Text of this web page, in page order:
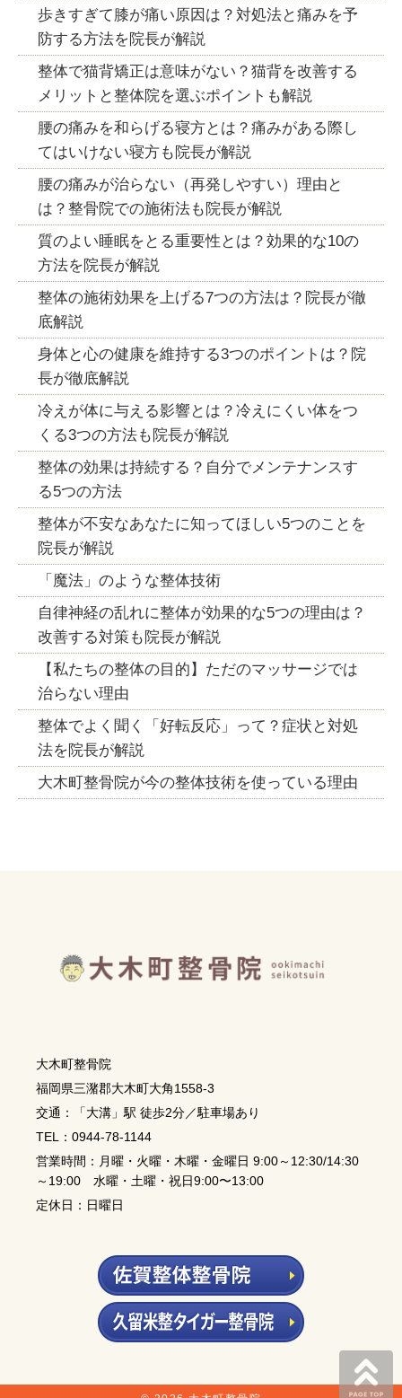
歩きすぎて膝が痛い原因は？対処法と痛みを予
防する方法を院長が解説
整体で猫背矯正は意味がない？猫背を改善する
メリットと整体院を選ぶポイントも解説
腰の痛みを和らげる寝方とは？痛みがある際し
てはいけない寝方も院長が解説
腰の痛みが治らない（再発しやすい）理由と
は？整骨院での施術法も院長が解説
質のよい睡眠をとる重要性とは？効果的な10の
方法を院長が解説
整体の施術効果を上げる7つの方法は？院長が徹
底解説
身体と心の健康を維持する3つのポイントは？院
長が徹底解説
冷えが体に与える影響とは？冷えにくい体をつ
くる3つの方法も院長が解説
整体の効果は持続する？自分でメンテナンスす
る5つの方法
整体が不安なあなたに知ってほしい5つのことを
院長が解説
「魔法」のような整体技術
自律神経の乱れに整体が効果的な5つの理由は？
改善する対策も院長が解説
【私たちの整体の目的】ただのマッサージでは
治らない理由
整体でよく聞く「好転反応」って？症状と対処
法を院長が解説
大木町整骨院が今の整体技術を使っている理由
大木町整骨院
福岡県三潴郡大木町大角1558-3
交通：「大溝」駅 徒歩2分／駐車場あり
TEL：0944-78-1144
営業時間：月曜・火曜・木曜・金曜日 9:00～12:30/14:30
～19:00 水曜・土曜・祝日9:00〜13:00
定休日：日曜日